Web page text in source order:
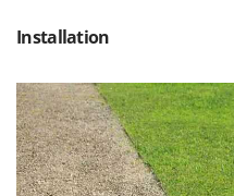
Installation